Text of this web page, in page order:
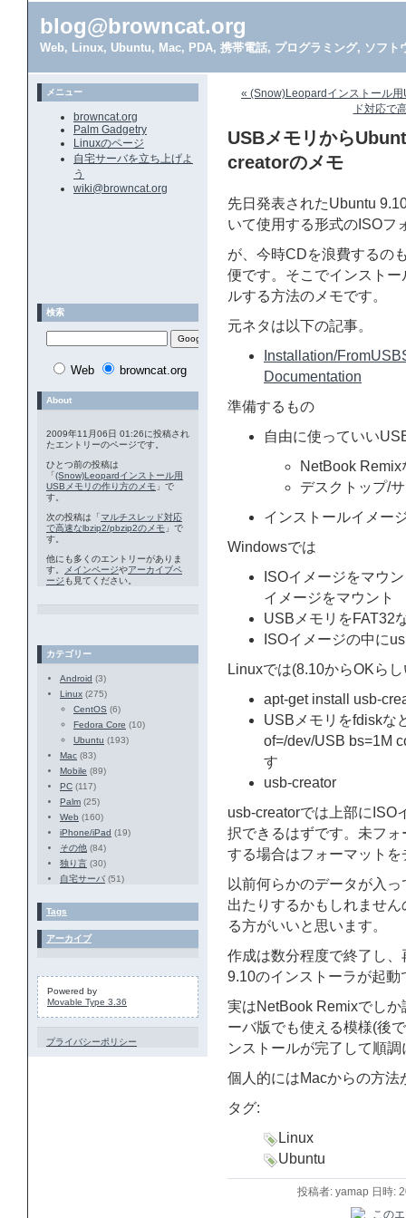
blog@browncat.org
Web, Linux, Ubuntu, Mac, PDA, 携帯電話, プログラミング, ソフト
« (Snow)Leopardインストール
ド対応で
USBメモリから
creatorのメモ
先日発表されたUbuntu
いて使用する形式のISOフ
が、今時CDを浪費するの
便です。そこでインスト
ルする方法のメモです。
元ネタは以下の記事。
Installation/
Documentation
準備するもの
自由に使っていい
NetBook Remix
デスクトップ/
インストールイメー
Windowsでは
ISOイメージをマウ
イメージをマウント
USBメモリをFAT32
ISOイメージの中に
Linuxでは(8.10からOKら
apt-get install usb-
USBメモリをfdiskな
of=/dev/USB bs=1M
す
usb-creator
usb-creatorでは上部にISO
択できるはずです。未フ
する場合はフォーマットを
以前何らかのデータが入
出たりするかもしれませ
る方がいいと思います。
作成は数分程度で終了し
9.10のインストーラが起
実はNetBook Remixでし
ーバ版でも使える模様(後
ンストールが完了して順
個人的にはMacからの方
タグ:
Linux
Ubuntu
投稿者: yamap 日時:
メニュー
browncat.org
Palm Gadgetry
Linuxのページ
自宅サーバを立ち上げよ
う
wiki@browncat.org
検索
Web browncat.org
About
2009年11月06日 01:26に投稿され
たエントリーのページです。
ひとつ前の投稿は
「(Snow)Leopardインストール用
USBメモリの作り方のメモ 」で
す。
次の投稿は「マルチスレッド対応
で高速なlbzip2/pbzip2のメモ 」で
す。
他にも多くのエントリーがありま
す。
メインページやアーカイブペ
ージ も見てください。
カテゴリー
Android (3)
Linux (275)
CentOS (6)
Fedora Core (10)
Ubuntu (193)
Mac (83)
Mobile (89)
PC (117)
Palm (25)
Web (160)
iPhone/iPad (19)
その他 (84)
独り言 (30)
自宅サーバ (51)
Tags
アーカイブ
Powered by
Movable Type 3.36
プライバシーポリシー